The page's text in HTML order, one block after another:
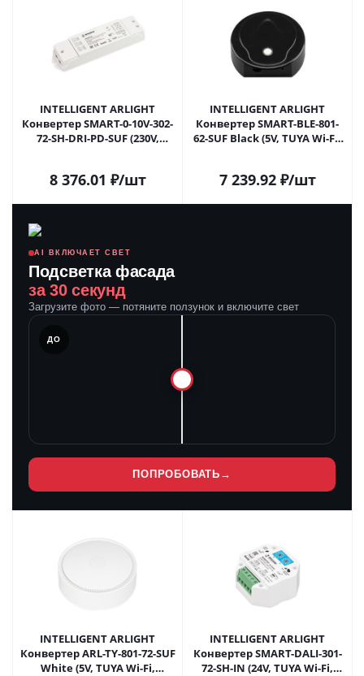
INTELLIGENT ARLIGHT
Конвертер SMART-0-10V-302-
72-SH-DRI-PD-SUF (230V,
038156 в Самаре
8 376.01 ₽/шт
INTELLIGENT ARLIGHT
Конвертер SMART-BLE-801-
62-SUF Black (5V, TUYA Wi-Fi)
7 239.92₽/шт
AI ВКЛЮЧАЕТ СВЕТ
Подсветка фасада
за 30 секунд
Загрузите фото — потяните ползунок и включите свет
ДО
ПОПРОБОВАТЬ →
INTELLIGENT ARLIGHT
Конвертер ARL-TY-801-72-SUF
White (5V, TUYA Wi-Fi,
INTELLIGENT ARLIGHT
Конвертер SMART-DALI-301-
72-SH-IN (24V, TUYA Wi-Fi,